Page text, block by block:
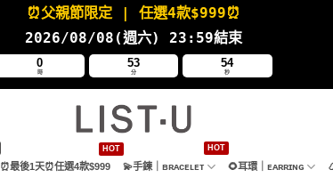
⏰父親節限定 | 任選4款$999⏰
2026/08/08(週六) 23:59結束
0
時
53
分
53
秒
⏰最後1天⏰任選4款$999 💫手鍊｜ʙʀᴀᴄᴇʟᴇᴛ 🌻耳環｜ᴇᴀʀʀɪɴɢ